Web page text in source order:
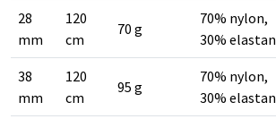
28
mm
120
cm
70 g
70% nylon,
30% elastan
38
mm
120
cm
95 g
70% nylon,
30% elastan